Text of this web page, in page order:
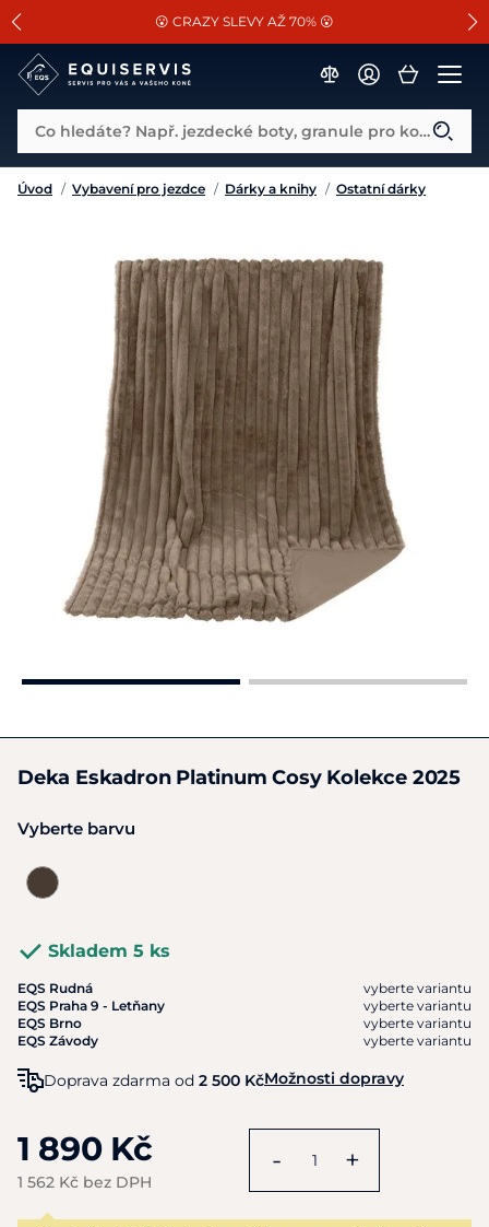
SLEVA 13% na vše od Cassini!
😮 CRAZY SLEVY AŽ 70% 😮
📐Pasování a doplňky k vybraným sedlům ZDARMA 🐴
Co hledáte? Např. jezdecké boty, granule pro koně...
Úvod / Vybavení pro jezdce / Dárky a knihy / Ostatní dárky
Deka Eskadron Platinum Cosy Kolekce 2025
Vyberte barvu
Skladem 5 ks
EQS Rudná
vyberte variantu
EQS Praha 9 - Letňany
vyberte variantu
EQS Brno
vyberte variantu
EQS Závody
vyberte variantu
Doprava zdarma od 2 500 KčMožnosti dopravy
1 890 Kč
1 562 Kč bez DPH
- +